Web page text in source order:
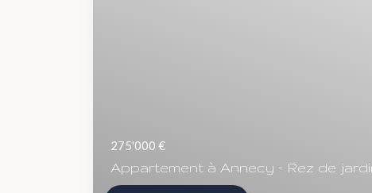
275'000 €
Appartement à Annecy – Rez de jardin